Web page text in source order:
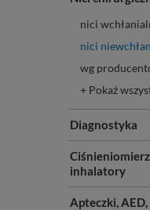
nici
nici
wg
+ Pokaż
Diagnostyka
inhalatory
Apteczki,